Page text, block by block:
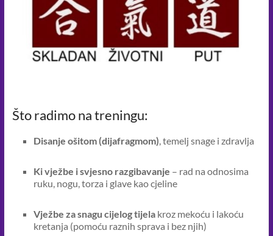
Što radimo na treningu:
Disanje ošitom (dijafragmom), temelj snage i zdravlja
Ki vježbe i svjesno razgibavanje – rad na odnosima
ruku, nogu, torza i glave kao cjeline
Vježbe za snagu cijelog tijelakroz mekoću i lakoću
kretanja (pomoću raznih sprava i bez njih)